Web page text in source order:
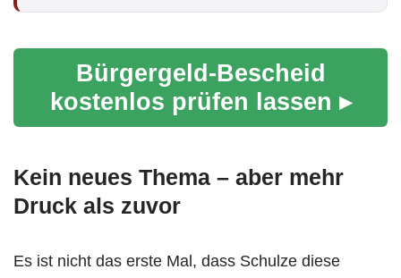
Bürgergeld-Bescheid
kostenlos prüfen lassen ▸
Kein neues Thema – aber mehr
Druck als zuvor
Es ist nicht das erste Mal, dass Schulze diese